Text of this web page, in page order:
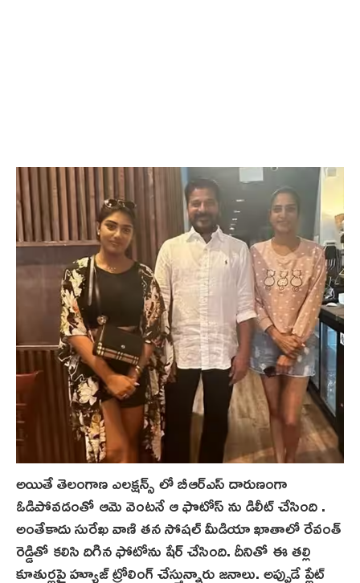
అయితే తెలంగాణ ఎలక్షన్స్ లో బీఆర్ఎస్ దారుణంగా
ఓడిపోవడంతో ఆమె వెంటనే ఆ ఫొటోస్ ను డిలీట్ చేసింది .
అంతేకాదు సురేఖ వాణి తన సోషల్ మీడియా ఖాతాలో రేవంత్
రెడ్డితో కలిసి దిగిన ఫోటోను షేర్ చేసింది. దీనితో ఈ తల్లి
కూతుర్లపై హ్యూజ్ ట్రోలింగ్ చేస్తున్నారు జనాలు. అప్పుడే ప్లేట్